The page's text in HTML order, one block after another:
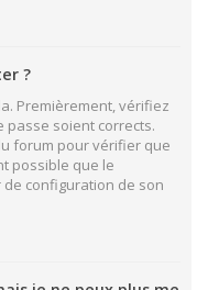
?
Premièrement, vérifiez
passe soient corrects.
forum pour vérifier que
possible que le
configuration de son